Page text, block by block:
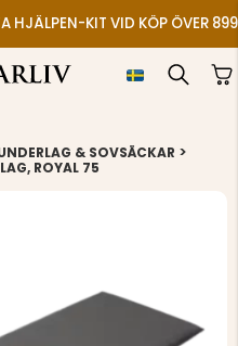
& SOVSÄCKAR >
ROYAL 75